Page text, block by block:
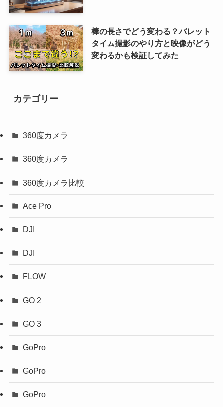
棒の長さでどう変わる？バレット
タイム撮影のやり方と映像がどう
変わるかも検証してみた
カテゴリー
360度カメラ
360度カメラ
360度カメラ比較
Ace Pro
DJI
DJI
FLOW
GO 2
GO 3
GoPro
GoPro
GoPro